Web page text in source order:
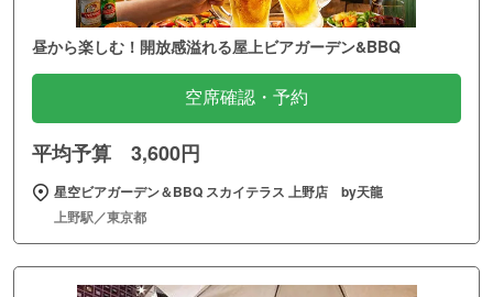
昼から楽しむ！開放感溢れる屋上ビアガーデン&BBQ
空席確認・予約
平均予算 3,600円
星空ビアガーデン＆BBQ スカイテラス 上野店 by天龍
上野駅／東京都